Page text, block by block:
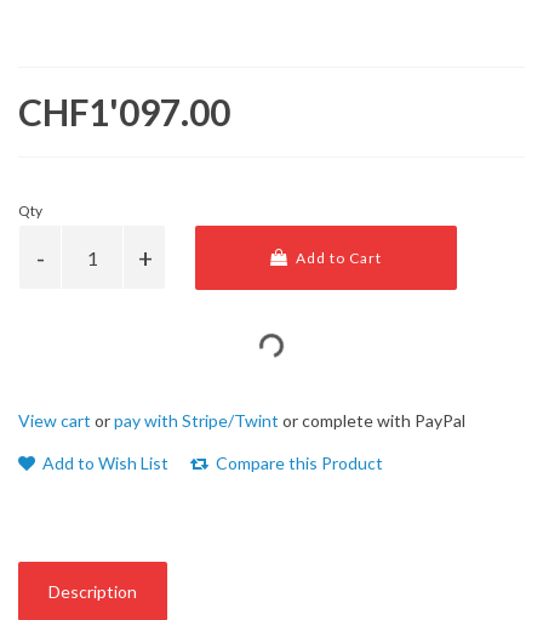
CHF1'097.00
Qty
Add to Cart
View cart orpay with Stripe/Twint or complete with PayPal
Add to Wish List Compare this Product
Description